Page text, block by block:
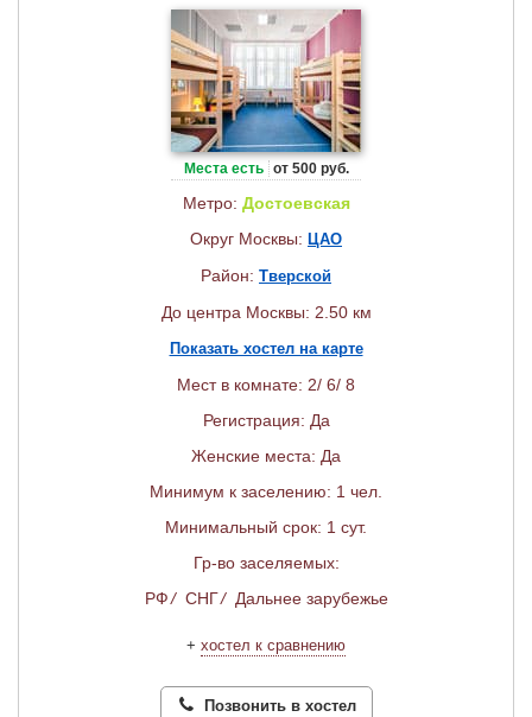
Места есть от 500 руб.
Метро: Достоевская
Округ Москвы: ЦАО
Район: Тверской
До центра Москвы: 2.50 км
Показать хостел на карте
Мест в комнате: 2/ 6/ 8
Регистрация: Да
Женские места: Да
Минимум к заселению: 1 чел.
Минимальный срок: 1 сут.
Гр-во заселяемых:
РФ/ СНГ/ Дальнее зарубежье
+ хостел к сравнению
Позвонить в хостел